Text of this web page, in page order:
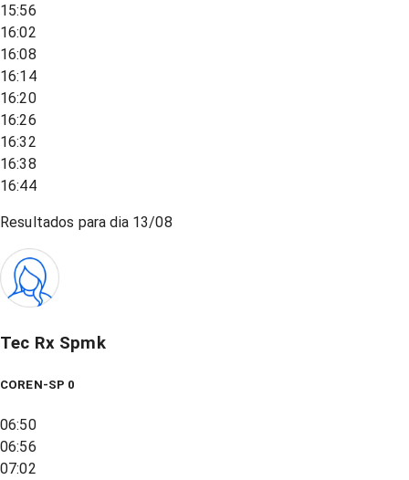
15:56
16:02
16:08
16:14
16:20
16:26
16:32
16:38
16:44
Resultados para dia 13/08
Tec Rx Spmk
COREN-SP 0
06:50
06:56
07:02